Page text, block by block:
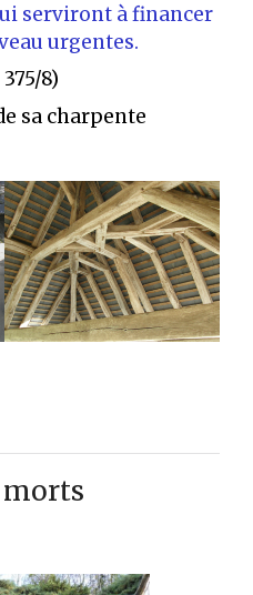
serviront à financer
urgentes.
8)
sa charpente